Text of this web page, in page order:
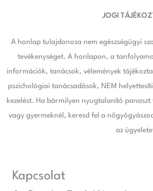
JOGI
A honlap tulajdonosa nem egészségügyi
tevékenységet. A honlapon, a
információk, tanácsok, vélemények
pszichológiai tanácsadások, NEM
kezelést. Ha bármilyen nyugtalanító
vagy gyermeknél, keresd fel a
az
Kapcsolat